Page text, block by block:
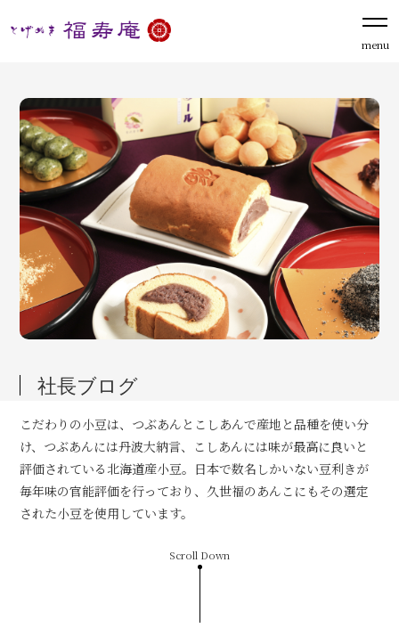
menu
社長ブログ
こだわりの小豆は、つぶあんとこしあんで産地と品種を使い分
け、つぶあんには丹波大納言、こしあんには味が最高に良いと
評価されている北海道産小豆。日本で数名しかいない豆利きが
毎年味の官能評価を行っており、久世福のあんこにもその選定
された小豆を使用しています。
Scroll Down